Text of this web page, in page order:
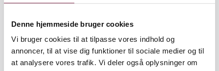
Denne hjemmeside bruger cookies
Vi bruger cookies til at tilpasse vores indhold og
annoncer, til at vise dig funktioner til sociale medier og til
at analysere vores trafik. Vi deler også oplysninger om
Pædagogerne skal samtidig udstråle omsorg og
"Institutionerne skal være et nærværssted, hvor
man bliver set, også når man er en forælder med
lidt problemer. Og det er der, pædagogerne har en